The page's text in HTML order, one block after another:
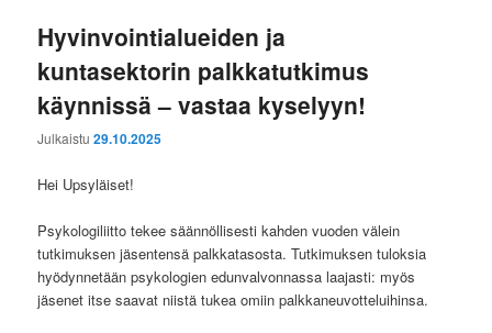
Hyvinvointialueiden ja
kuntasektorin palkkatutkimus
käynnissä – vastaa kyselyyn!
Julkaistu29.10.2025
Hei Upsyläiset!
Psykologiliitto tekee säännöllisesti kahden vuoden välein
tutkimuksen jäsentensä palkkatasosta. Tutkimuksen tuloksia
hyödynnetään psykologien edunvalvonnassa laajasti: myös
jäsenet itse saavat niistä tukea omiin palkkaneuvotteluihinsa.